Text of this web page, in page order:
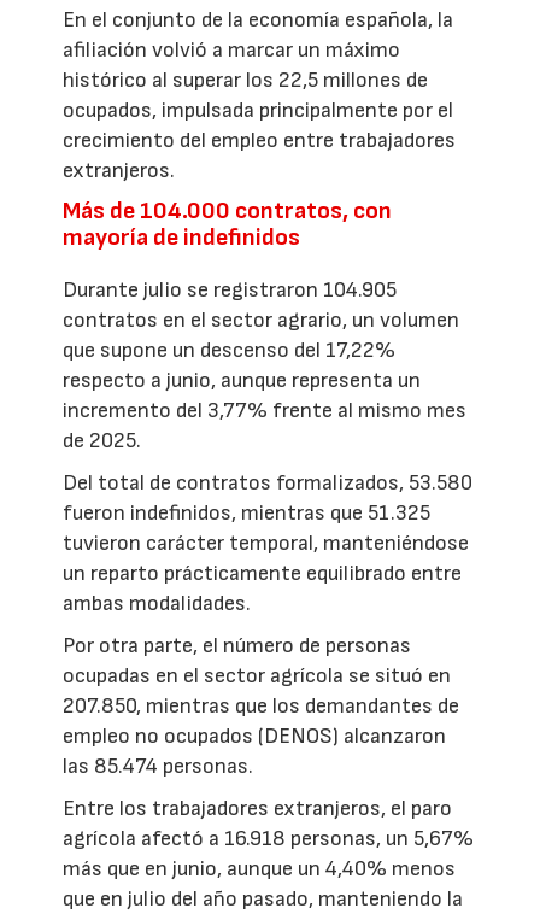
En el conjunto de la economía española, la
afiliación volvió a marcar un máximo
histórico al superar los 22,5 millones de
ocupados, impulsada principalmente por el
crecimiento del empleo entre trabajadores
extranjeros.
Más de 104.000 contratos, con
mayoría de indefinidos
Durante julio se registraron 104.905
contratos en el sector agrario, un volumen
que supone un descenso del 17,22%
respecto a junio, aunque representa un
incremento del 3,77% frente al mismo mes
de 2025.
Del total de contratos formalizados, 53.580
fueron indefinidos, mientras que 51.325
tuvieron carácter temporal, manteniéndose
un reparto prácticamente equilibrado entre
ambas modalidades.
Por otra parte, el número de personas
ocupadas en el sector agrícola se situó en
207.850, mientras que los demandantes de
empleo no ocupados (DENOS) alcanzaron
las 85.474 personas.
Entre los trabajadores extranjeros, el paro
agrícola afectó a 16.918 personas, un 5,67%
más que en junio, aunque un 4,40% menos
que en julio del año pasado, manteniendo la